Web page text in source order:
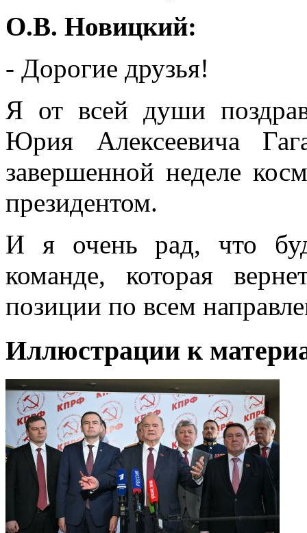
О.В. Новицкий:
- Дорогие друзья!
Я от всей души
Юрия Алексеевича
завершенной неделе
президентом.
И я очень рад, что
команде, которая
позиции по всем
Иллюстрации к